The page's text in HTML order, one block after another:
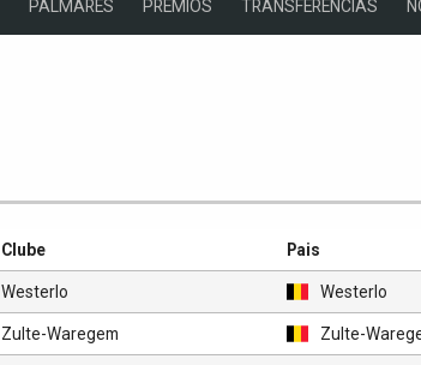
PALMARÉS PRÉMIOS TRANSFERÊNCIAS
Clube Pais
Westerlo Westerlo
Zulte-Waregem Zulte-